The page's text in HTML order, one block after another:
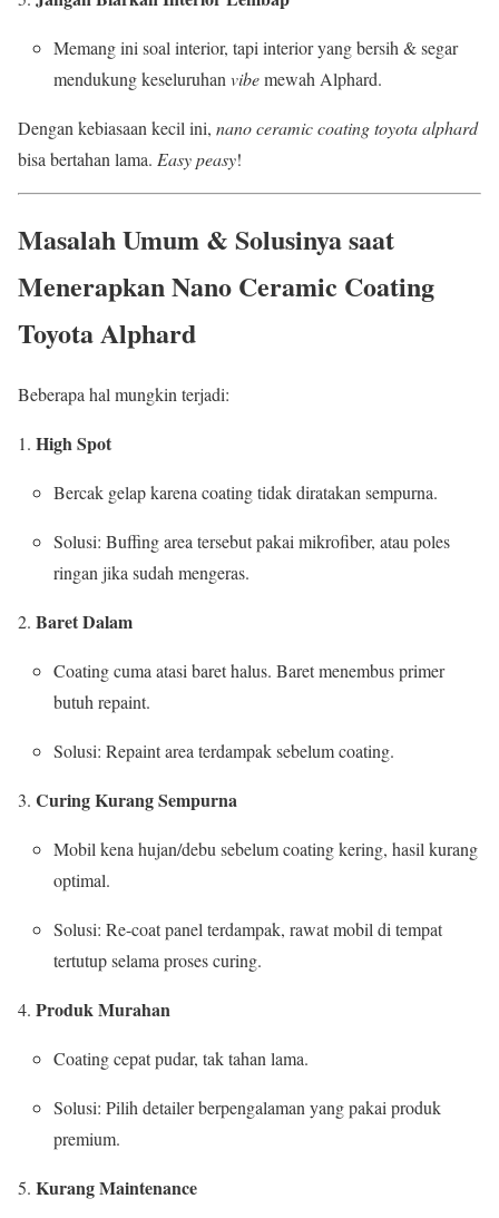
Memang ini soal interior, tapi interior yang bersih & segar
mendukung keseluruhan vibemewah Alphard.
Dengan kebiasaan kecil ini, nano ceramic coating toyota alphard
bisa bertahan lama. Easy peasy!
Masalah Umum & Solusinya saat
Menerapkan Nano Ceramic Coating
Toyota Alphard
Beberapa hal mungkin terjadi:
High Spot
Bercak gelap karena coating tidak diratakan sempurna.
Solusi: Buffing area tersebut pakai mikrofiber, atau poles
ringan jika sudah mengeras.
Baret Dalam
Coating cuma atasi baret halus. Baret menembus primer
butuh repaint.
Solusi: Repaint area terdampak sebelum coating.
Curing Kurang Sempurna
Mobil kena hujan/debu sebelum coating kering, hasil kurang
optimal.
Solusi: Re-coat panel terdampak, rawat mobil di tempat
tertutup selama proses curing.
Produk Murahan
Coating cepat pudar, tak tahan lama.
Solusi: Pilih detailer berpengalaman yang pakai produk
premium.
Kurang Maintenance